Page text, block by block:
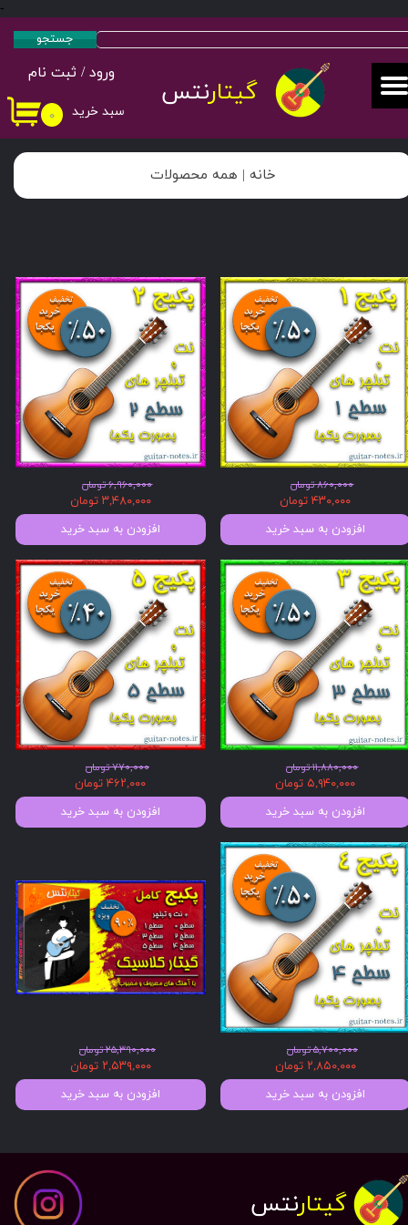
-
۰ سبد خرید
ورود / ثبت نام
حساب کاربری من
تغییر گذر واژه
خروج از حساب کاربری
گیتارنتس
جستجو
خانه | همه محصولات
۸۶۰,۰۰۰ تومان
۴۳۰,۰۰۰ تومان
افزودن به سبد خرید
۶,۹۶۰,۰۰۰ تومان
۳,۴۸۰,۰۰۰ تومان
افزودن به سبد خرید
۱۱,۸۸۰,۰۰۰ تومان
۵,۹۴۰,۰۰۰ تومان
افزودن به سبد خرید
۷۷۰,۰۰۰ تومان
۴۶۲,۰۰۰ تومان
افزودن به سبد خرید
۵,۷۰۰,۰۰۰ تومان
۲,۸۵۰,۰۰۰ تومان
افزودن به سبد خرید
۲۵,۳۹۰,۰۰۰ تومان
۲,۵۳۹,۰۰۰ تومان
افزودن به سبد خرید
گیتارنتس